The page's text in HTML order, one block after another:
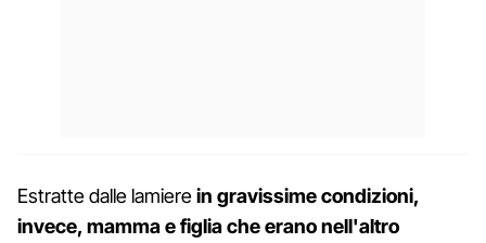
Estratte dalle lamierein gravissime condizioni,
invece, mamma e figlia che erano nell'altro